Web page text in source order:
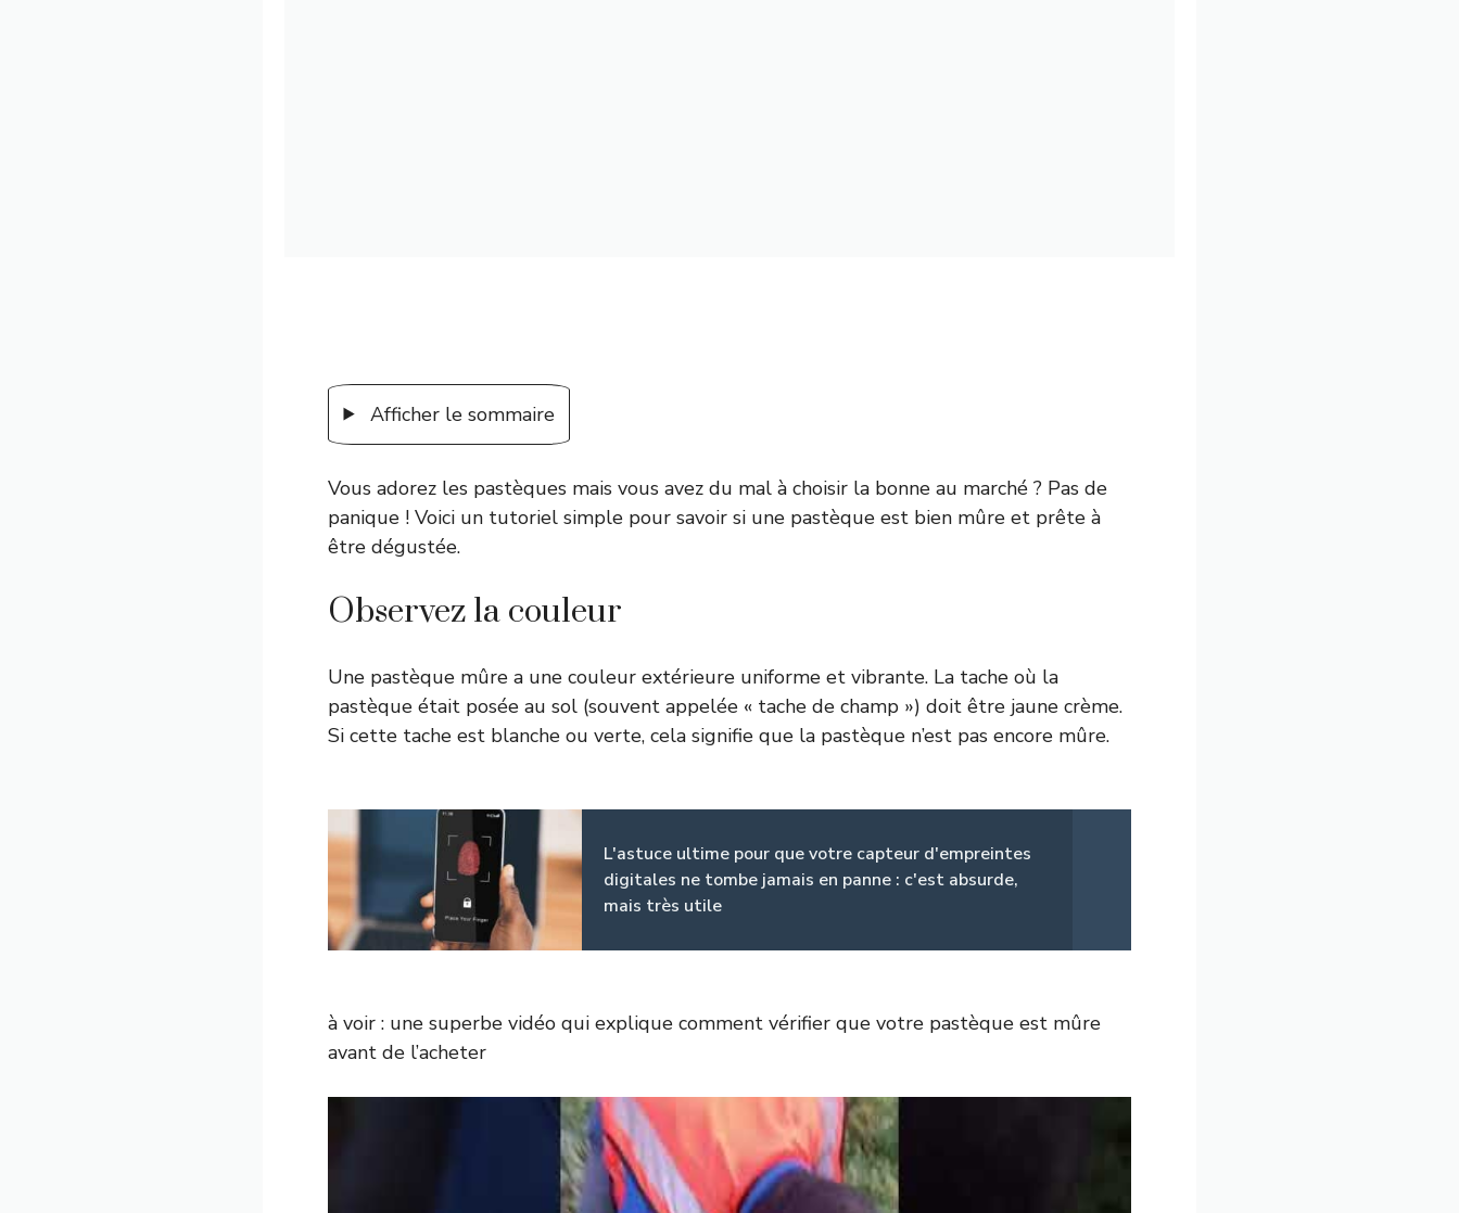
Afficher le sommaire
Vous adorez les pastèques mais vous avez du mal à choisir la bonne au marché ? Pas de
panique ! Voici un tutoriel simple pour savoir si une pastèque est bien mûre et prête à
être dégustée.
Observez la couleur
Une pastèque mûre a une couleur extérieure uniforme et vibrante. La tache où la
pastèque était posée au sol (souvent appelée « tache de champ ») doit être jaune crème.
Si cette tache est blanche ou verte, cela signifie que la pastèque n’est pas encore mûre.
L'astuce ultime pour que votre capteur d'empreintes
digitales ne tombe jamais en panne : c'est absurde,
mais très utile
à voir : une superbe vidéo qui explique comment vérifier que votre pastèque est mûre
avant de l’acheter